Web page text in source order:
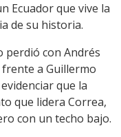
Ecuador que vive la
de su historia.
perdió con Andrés
a Guillermo
que la
que lidera Correa,
con un techo bajo.